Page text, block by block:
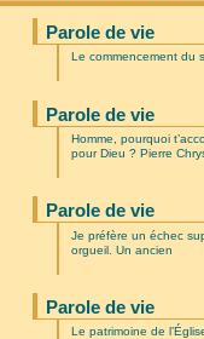
Parole de vie
Le commencement du
Parole de vie
Homme, pourquoi
pour Dieu ? Pierre
Parole de vie
Je préfère un échec
orgueil. Un ancien
Parole de vie
Le patrimoine de